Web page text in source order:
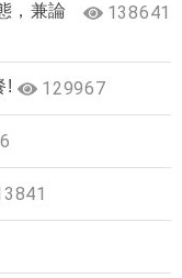
，兼論
138641
! 129967